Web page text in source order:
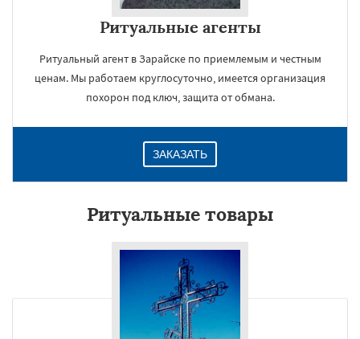
Ритуальные агенты
Ритуальный агент в Зарайске по приемлемым и честным
ценам. Мы работаем круглосуточно, имеется организация
похорон под ключ, защита от обмана.
ЗАКАЗАТЬ
Ритуальные товары